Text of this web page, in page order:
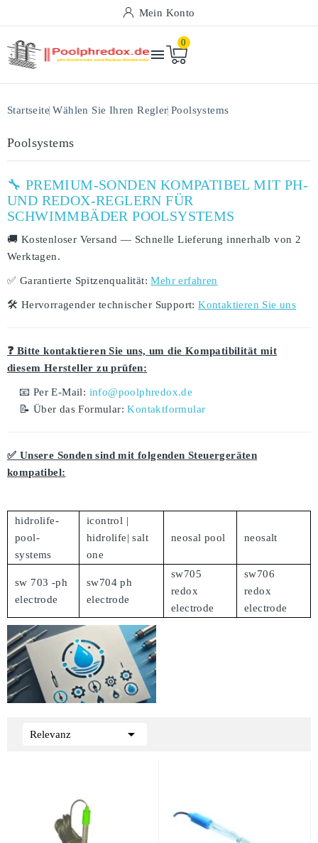
Mein Konto

0
Startseite Wählen Sie Ihren Regler Poolsystems
Poolsystems
🔧 PREMIUM-SONDEN KOMPATIBEL MIT PH-
UND REDOX-REGLERN FÜR
SCHWIMMBÄDER POOLSYSTEMS
🚚 Kostenloser Versand — Schnelle Lieferung innerhalb von 2
Werktagen.
✅ Garantierte Spitzenqualität: Mehr erfahren
🛠️ Hervorragender technischer Support: Kontaktieren Sie uns
❓ Bitte kontaktieren Sie uns, um die Kompatibilität mit
diesem Hersteller zu prüfen:
📧 Per E-Mail: info@poolphredox.de
📝 Über das Formular:Kontaktformular
✅ Unsere Sonden sind mit folgenden Steuergeräten
kompatibel:
hidrolife-
pool-
systems
icontrol |
hidrolife| salt
one
neosal pool neosalt
sw 703 -ph
electrode
sw704 ph
electrode
sw705
redox
electrode
sw706
redox
electrode
Relevanz 